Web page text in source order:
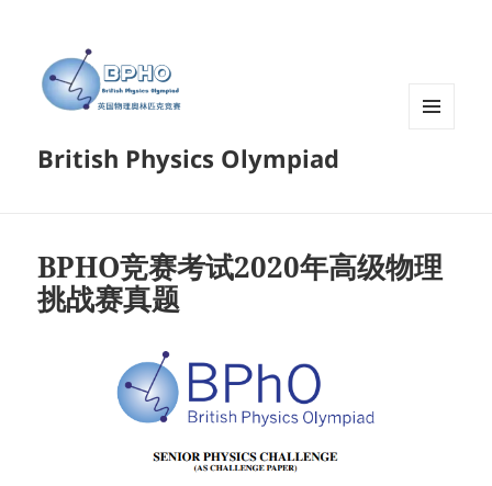
British Physics Olympiad
BPHO竞赛考试2020年高级物理
挑战赛真题